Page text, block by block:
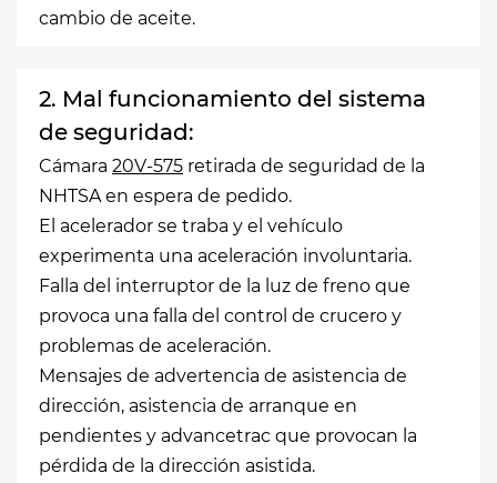
cambio de aceite.
2. Mal funcionamiento del sistema
de seguridad:
Cámara 20V-575 retirada de seguridad de la
NHTSA en espera de pedido.
El acelerador se traba y el vehículo
experimenta una aceleración involuntaria.
Falla del interruptor de la luz de freno que
provoca una falla del control de crucero y
problemas de aceleración.
Mensajes de advertencia de asistencia de
dirección, asistencia de arranque en
pendientes y advancetrac que provocan la
pérdida de la dirección asistida.